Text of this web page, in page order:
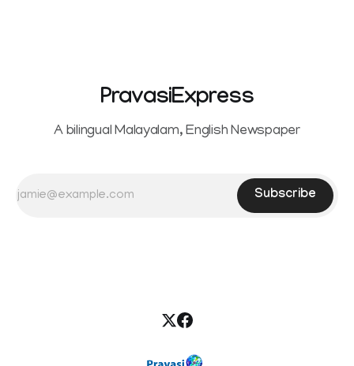
PravasiExpress
A bilingual Malayalam, English Newspaper
Subscribe